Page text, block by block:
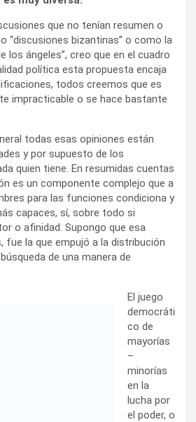
que no tenían resumen o
“discusiones bizantinas” o como la
los ángeles”, creo que en el cuadro
política esta propuesta encaja
todos creemos que es
impracticable o se hace bastante
todas esas opiniones están
y por supuesto de los
quien tiene. En resumidas cuentas
es un componente complejo que a
para las funciones condiciona y
capaces, sí, sobre todo si
o afinidad. Supongo que esa
la que empujó a la distribución
de una manera de
El juego
democráti
co de
la lucha por el poder, o por la
ideas por encima de otras (por
mejores que las otras) nos ha ido
el voto, ese voto de opinión, el que
primero y en el acto eleccionario
legisladores tengo, más incidencia y